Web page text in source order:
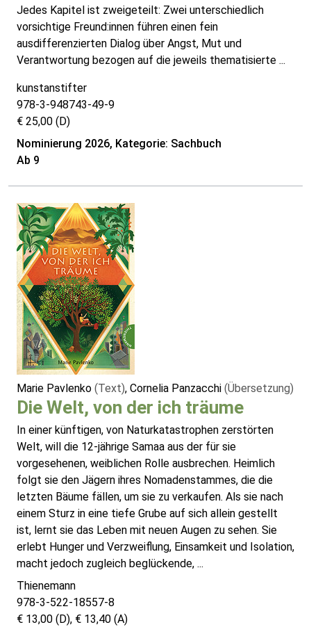
Jedes Kapitel ist zweigeteilt: Zwei unterschiedlich
vorsichtige Freund:innen führen einen fein
ausdifferenzierten Dialog über Angst, Mut und
Verantwortung bezogen auf die jeweils thematisierte ...
kunstanstifter
978-3-948743-49-9
€ 25,00 (D)
Nominierung 2026, Kategorie: Sachbuch
Ab 9
Marie Pavlenko (Text), Cornelia Panzacchi (Übersetzung)
Die Welt, von der ich träume
In einer künftigen, von Naturkatastrophen zerstörten
Welt, will die 12-jährige Samaa aus der für sie
vorgesehenen, weiblichen Rolle ausbrechen. Heimlich
folgt sie den Jägern ihres Nomadenstammes, die die
letzten Bäume fällen, um sie zu verkaufen. Als sie nach
einem Sturz in eine tiefe Grube auf sich allein gestellt
ist, lernt sie das Leben mit neuen Augen zu sehen. Sie
erlebt Hunger und Verzweiflung, Einsamkeit und Isolation,
macht jedoch zugleich beglückende, ...
Thienemann
978-3-522-18557-8
€ 13,00 (D), € 13,40 (A)